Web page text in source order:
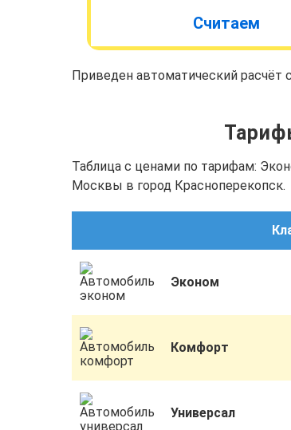
Считаем
Приведен автоматический расчёт
Таблица с ценами по тарифам:
Москвы в город Красноперекопск.
Эконом
Комфорт
Универсал